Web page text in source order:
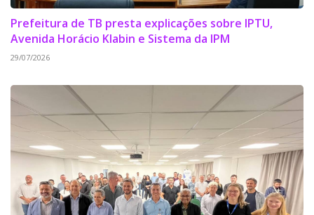
Prefeitura de TB presta explicações sobre IPTU,
Avenida Horácio Klabin e Sistema da IPM
29/07/2026